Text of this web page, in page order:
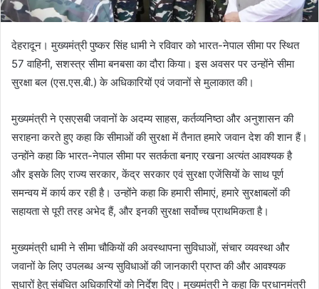
देहरादून। मुख्यमंत्री पुष्कर सिंह धामी ने रविवार को भारत-नेपाल सीमा पर स्थित
57 वाहिनी, सशस्त्र सीमा बनबसा का दौरा किया। इस अवसर पर उन्होंने सीमा
सुरक्षा बल (एस.एस.बी.) के अधिकारियों एवं जवानों से मुलाकात की।
मुख्यमंत्री ने एसएसबी जवानों के अदम्य साहस, कर्तव्यनिष्ठा और अनुशासन की
सराहना करते हुए कहा कि सीमाओं की सुरक्षा में तैनात हमारे जवान देश की शान हैं।
उन्होंने कहा कि भारत-नेपाल सीमा पर सतर्कता बनाए रखना अत्यंत आवश्यक है
और इसके लिए राज्य सरकार, केंद्र सरकार एवं सुरक्षा एजेंसियों के साथ पूर्ण
समन्वय में कार्य कर रही है। उन्होंने कहा कि हमारी सीमाएं, हमारे सुरक्षाबलों की
सहायता से पूरी तरह अभेद हैं, और इनकी सुरक्षा सर्वोच्च प्राथमिकता है।
मुख्यमंत्री धामी ने सीमा चौकियों की अवस्थापना सुविधाओं, संचार व्यवस्था और
जवानों के लिए उपलब्ध अन्य सुविधाओं की जानकारी प्राप्त की और आवश्यक
सुधारों हेतु संबंधित अधिकारियों को निर्देश दिए। मुख्यमंत्री ने कहा कि प्रधानमंत्री